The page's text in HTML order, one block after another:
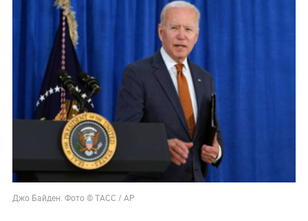
Джо Байден. Фото © ТАСС / АР